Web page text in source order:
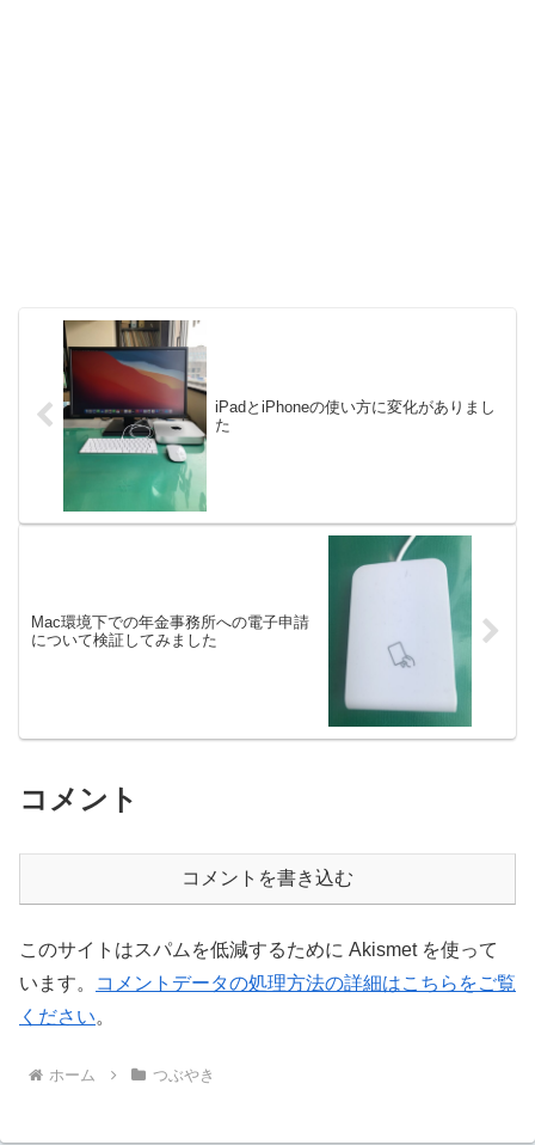
iPadとiPhoneの使い方に変化がありまし
た
Mac環境下での年金事務所への電子申請
について検証してみました
コメント
コメントを書き込む
このサイトはスパムを低減するために Akismet を使って
います。
コメントデータの処理方法の詳細はこちらをご覧
ください。
ホーム つぶやき